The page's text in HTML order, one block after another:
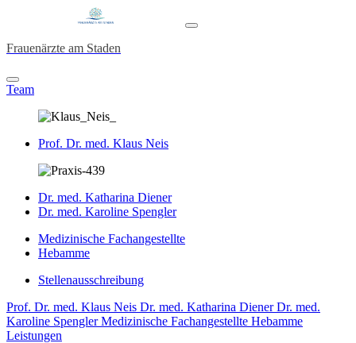
Frauenärzte am Staden
Team
Prof. Dr. med. Klaus Neis
Dr. med. Katharina Diener
Dr. med. Karoline Spengler
Medizinische Fachangestellte
Hebamme
Stellenausschreibung
Prof. Dr. med. Klaus Neis Dr. med. Katharina DienerDr. med.
Karoline SpenglerMedizinische Fachangestellte Hebamme
Leistungen